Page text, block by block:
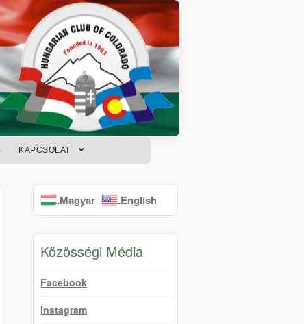
KAPCSOLAT
Magyar English
Közösségi Média
Facebook
Instagram